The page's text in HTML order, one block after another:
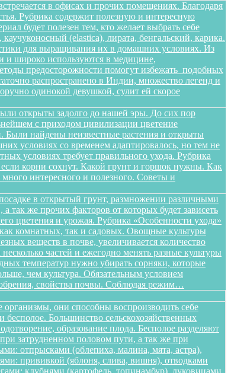
в офисах и прочих помещениях. Благодаря
Рубрика содержит полезную и интересную
будет полезен тем, кто желает выбрать себе
(elastica), лирата, бенгальский, карика.
для выращивания их в домашних условиях. Из
и широко используются в медицине,
предосторожности помогут избежать подобных
распространено в Индии, множество легенд и
одинокой девушкой, сулит ей скорое
открыты задолго до нашей эры. До сих пор
с приходом цивилизации цветение
Были найдены неизвестные растения и открыты
условиях со временем адаптировалось, но тем не
условиях требует правильного ухода. Рубрика
если корни сохнут. Какой грунт и горшок нужны. Как
интересного и полезного. Советы и
в открытый грунт, размножении различными
так же прочих факторов от которых будет зависеть
цветения и урожая. Рубрика «Особенности ухода»
комнатных, так и садовых. Овощные культуры
веществ в почве, увеличивается количество
частей и ежегодно менять разные культуры
температур нужно убирать сорняки, которые
чем культура. Обязательным условием
свойства почвы. Соблюдая режим…
они способны воспроизводить себе
Большинство сельскохозяйственных
образование плода. Бесполое разделяют
затрудненном половом пути, а так же при
отпрысками (облепиха, малина, мята, астра),
прививкой (яблоня, слива, вишня), отводками
клубнями (картофель, топинамбур), луковицами